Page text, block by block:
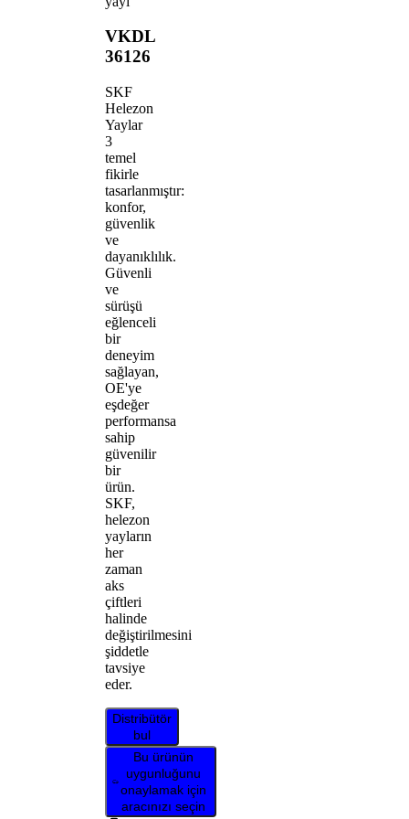
VKDL
36126
SKF
Helezon
Yaylar
3
temel
fikirle
tasarlanmıştır:
konfor,
güvenlik
ve
dayanıklılık.
Güvenli
ve
sürüşü
eğlenceli
bir
deneyim
sağlayan,
OE'ye
eşdeğer
performansa
sahip
güvenilir
bir
ürün.
SKF,
helezon
yayların
her
zaman
aks
çiftleri
halinde
değiştirilmesini
şiddetle
tavsiye
eder.
Distribütör
bul
Bu ürünün
uygunluğunu
onaylamak için
aracınızı seçin